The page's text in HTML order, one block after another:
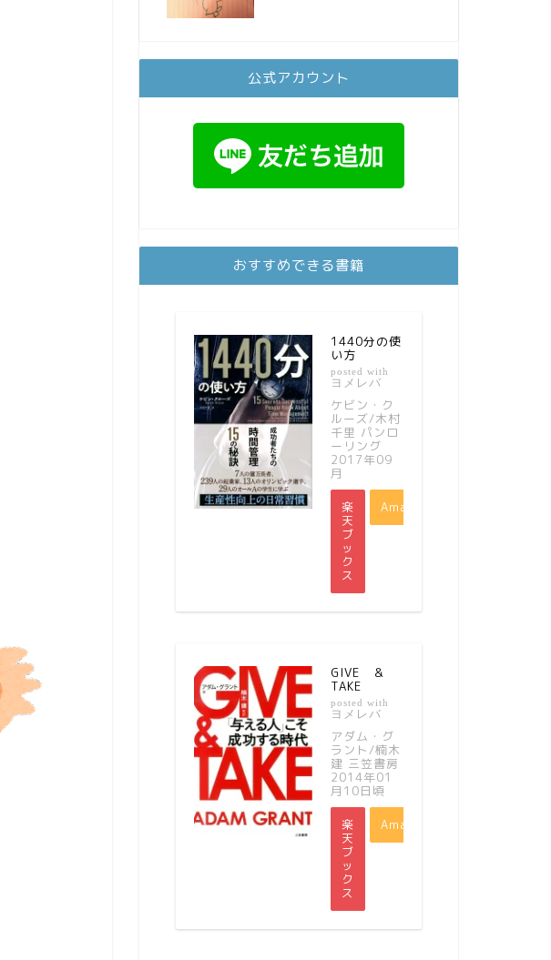
公式アカウント
おすすめできる書籍
1440分の使
い方
posted with
ヨメレバ
ケビン・ク
ルーズ/木村
千里 パンロ
ーリング
2017年09
月
楽
天
ブ
ッ
ク
ス
Amazon
GIVE ＆
TAKE
posted with
ヨメレバ
アダム・グ
ラント/楠木
建 三笠書房
2014年01
月10日頃
楽
天
ブ
ッ
ク
ス
Amazon